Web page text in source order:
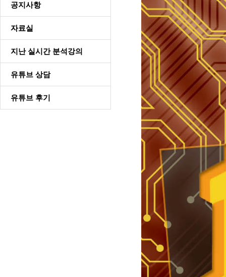
공지사항
자료실
지난 실시간 분석강의
유튜브 상담
유튜브 후기